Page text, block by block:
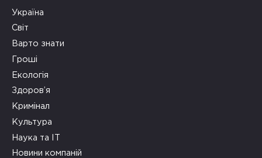
Україна
Світ
Варто знати
Гроші
Екологія
Здоров’я
Кримінал
Культура
Наука та ІТ
Новини компаній